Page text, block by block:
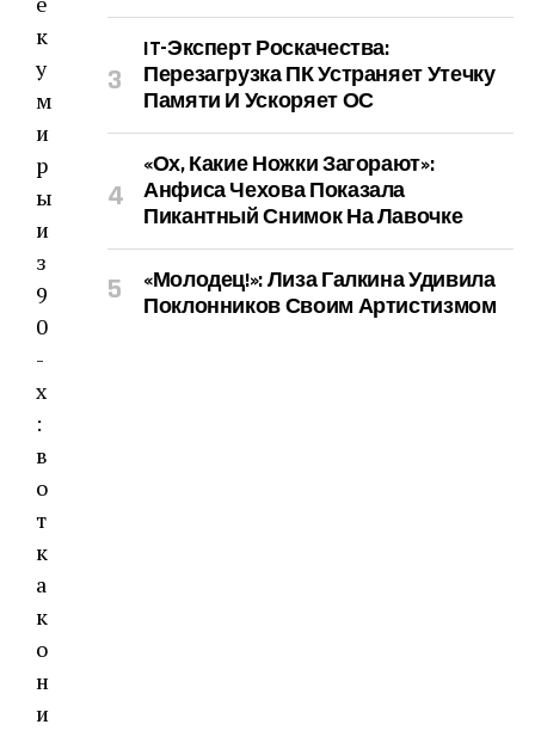
IT-Эксперт Роскачества:
Перезагрузка ПК Устраняет Утечку
Памяти И Ускоряет ОС
«Ох, Какие Ножки Загорают»:
Анфиса Чехова Показала
Пикантный Снимок На Лавочке
«Молодец!»: Лиза Галкина Удивила
Поклонников Своим Артистизмом